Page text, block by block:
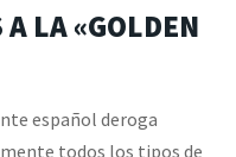
A LA «GOLDEN
español deroga
todos los tipos de